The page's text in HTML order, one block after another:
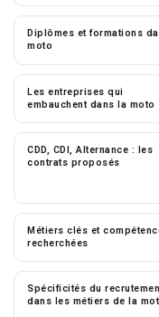
Diplômes et formations
moto
Les entreprises qui
embauchent dans la moto
CDD, CDI, Alternance : les
contrats proposés
Métiers clés et
recherchées
Spécificités du
dans les métiers de la